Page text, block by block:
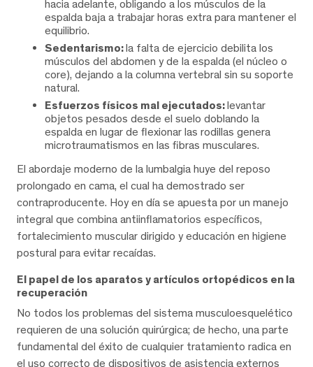
hacia adelante, obligando a los músculos de la
espalda baja a trabajar horas extra para mantener el
equilibrio.
Sedentarismo:la falta de ejercicio debilita los
músculos del abdomen y de la espalda (el núcleo o
core), dejando a la columna vertebral sin su soporte
natural.
Esfuerzos físicos mal ejecutados:levantar
objetos pesados desde el suelo doblando la
espalda en lugar de flexionar las rodillas genera
microtraumatismos en las fibras musculares.
El abordaje moderno de la lumbalgia huye del reposo
prolongado en cama, el cual ha demostrado ser
contraproducente. Hoy en día se apuesta por un manejo
integral que combina antiinflamatorios específicos,
fortalecimiento muscular dirigido y educación en higiene
postural para evitar recaídas.
El papel de los aparatos y artículos ortopédicos en la
recuperación
No todos los problemas del sistema musculoesquelético
requieren de una solución quirúrgica; de hecho, una parte
fundamental del éxito de cualquier tratamiento radica en
el uso correcto de dispositivos de asistencia externos